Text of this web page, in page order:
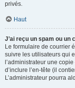
privés.
Haut
J’ai reçu un spam ou un
Le formulaire de courrier
suivre les utilisateurs qui
l’administrateur une
d’inclure l’en-tête (il
L’administrateur pourra